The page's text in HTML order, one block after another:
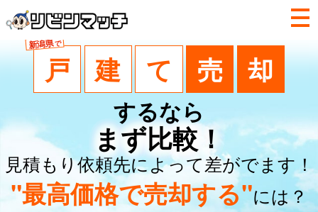
新潟県で
戸 建 て 売 却
するなら
まず比較！
見積もり依頼先によって差がでます！
"最高価格で売却する"には？